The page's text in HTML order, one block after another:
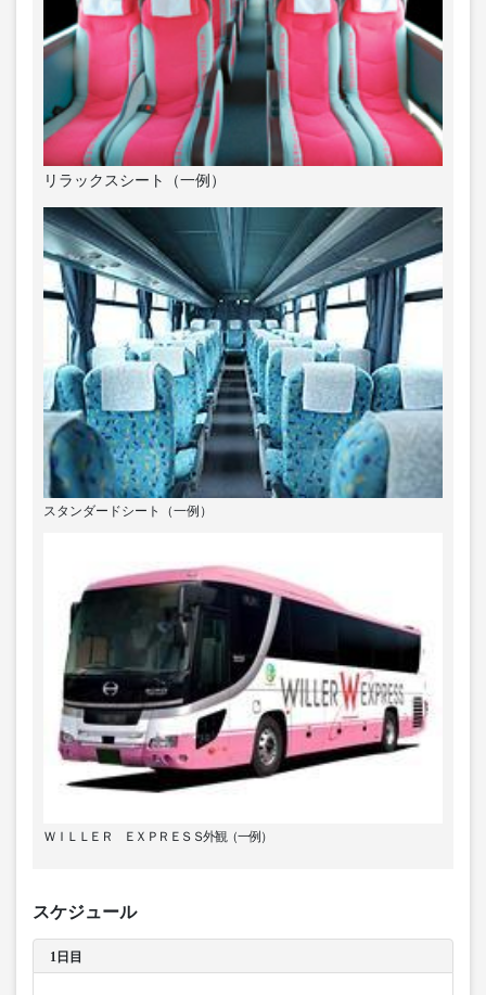
リラックスシート（一例）
スタンダードシート（一例）
ＷＩＬＬＥＲ ＥＸＰＲＥＳＳ外観（一例）
スケジュール
1日目